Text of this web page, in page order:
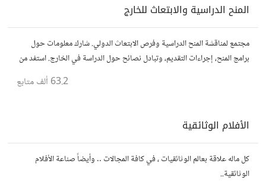
المنح الدراسية والابتعاث للخارج
مجتمع لمناقشة المنح الدراسية وفرص الابتعاث الدولي. شارك معلومات حول
برامج المنح، إجراءات التقديم، وتبادل نصائح حول الدراسة في الخارج. استفد من
63.2 ألف متابع
الأفلام الوثائقية
كل ماله علاقة بعالم الوثائقيات ، في كافة المجالات .. وأيضاً صناعة الأفلام
الوثائقية..